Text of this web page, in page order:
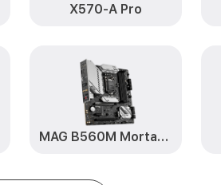
X570-A Pro
MAG B560M Mortar WiFi